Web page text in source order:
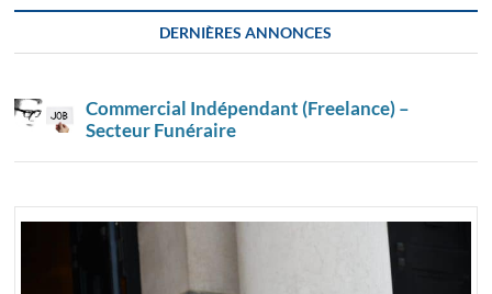
DERNIÈRES ANNONCES
Commercial Indépendant (Freelance) –
Secteur Funéraire